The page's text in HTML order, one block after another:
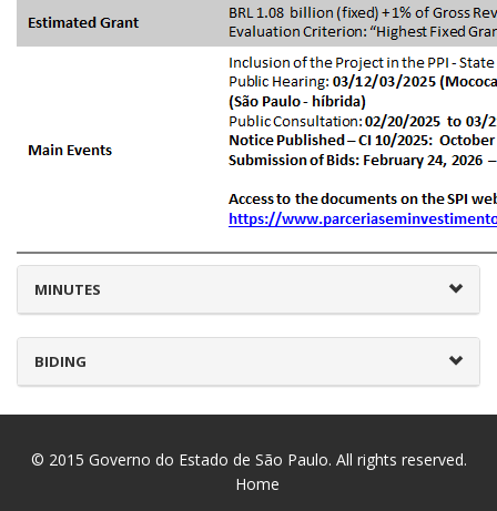
MINUTES
BIDING
© 2015 Governo do Estado de São Paulo. All rights reserved.
Home